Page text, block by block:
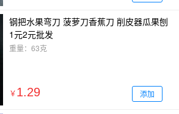
钢把水果弯刀 菠萝刀香蕉刀 削皮器瓜果刨
1元2元批发
重量：63克
￥ 1.29 添加